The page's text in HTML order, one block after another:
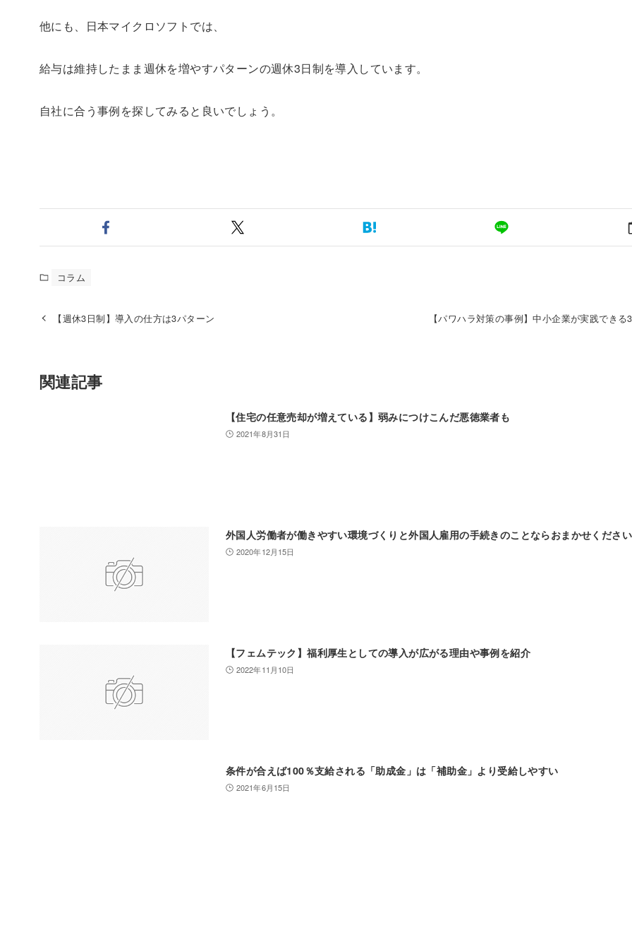
他にも、日本マイクロソフトでは、
給与は維持したまま週休を増やすパターンの週休3日制を導入しています。
自社に合う事例を探してみると良いでしょう。
コラム
【週休3日制】導入の仕方は3パターン 【パワハラ対策の事例】中小企業が実践でき
関連記事
【住宅の任意売却が増えている】弱みにつけこんだ悪徳業者も
2021年8月31日
外国人労働者が働きやすい環境づくりと外国人雇用の手続きのことならおまかせください
2020年12月15日
【フェムテック】福利厚生としての導入が広がる理由や事例を紹介
2022年11月10日
条件が合えば100％支給される「助成金」は「補助金」より受給しやすい
2021年6月15日